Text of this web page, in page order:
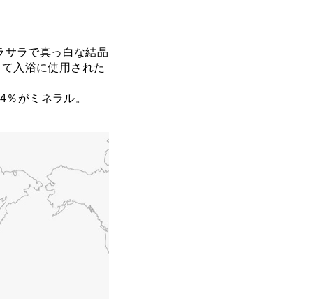
サラで真っ白な結晶
入浴に使用された
がミネラル。